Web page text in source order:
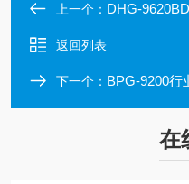
上一个： DHG-
返回列表
下一个： BPG-9200
在